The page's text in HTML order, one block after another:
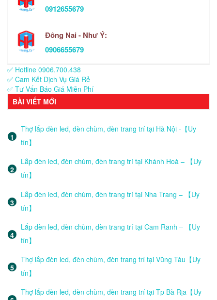
0912655679
Đông Nai - Như Ý:
0906655679
✅ Hotline 0906.700.438
✅ Cam Kết Dịch Vụ Giá Rẻ
✅ Tư Vấn Báo Giá Miễn Phí
BÀI VIẾT MỚI
Thợ lắp đèn led, đèn chùm, đèn trang trí tại Hà Nội -【Uy
tín】
Lắp đèn led, đèn chùm, đèn trang trí tại Khánh Hoà – 【Uy
tín】
Lắp đèn led, đèn chùm, đèn trang trí tại Nha Trang – 【Uy
tín】
Lắp đèn led, đèn chùm, đèn trang trí tại Cam Ranh – 【Uy
tín】
Thợ lắp đèn led, đèn chùm, đèn trang trí tại Vũng Tàu【Uy
tín】
Thợ lắp đèn led, đèn chùm, đèn trang trí tại Tp Bà Rịa【Uy